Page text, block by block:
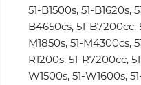
51-B1500s, 51-B1620s,
B4650cs, 51-B7200cc,
M1850s, 51-M4300cs,
R1200s, 51-R7200cc,
W1500s, 51-W1600s,